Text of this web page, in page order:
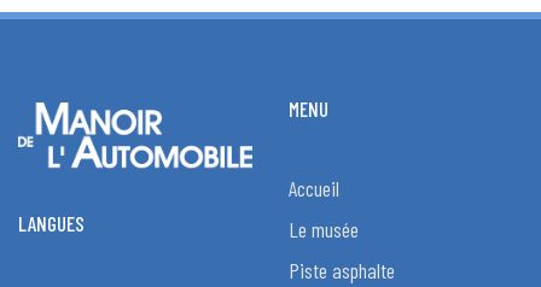
LANGUES
MENU
Accueil
Le musée
Piste asphalte